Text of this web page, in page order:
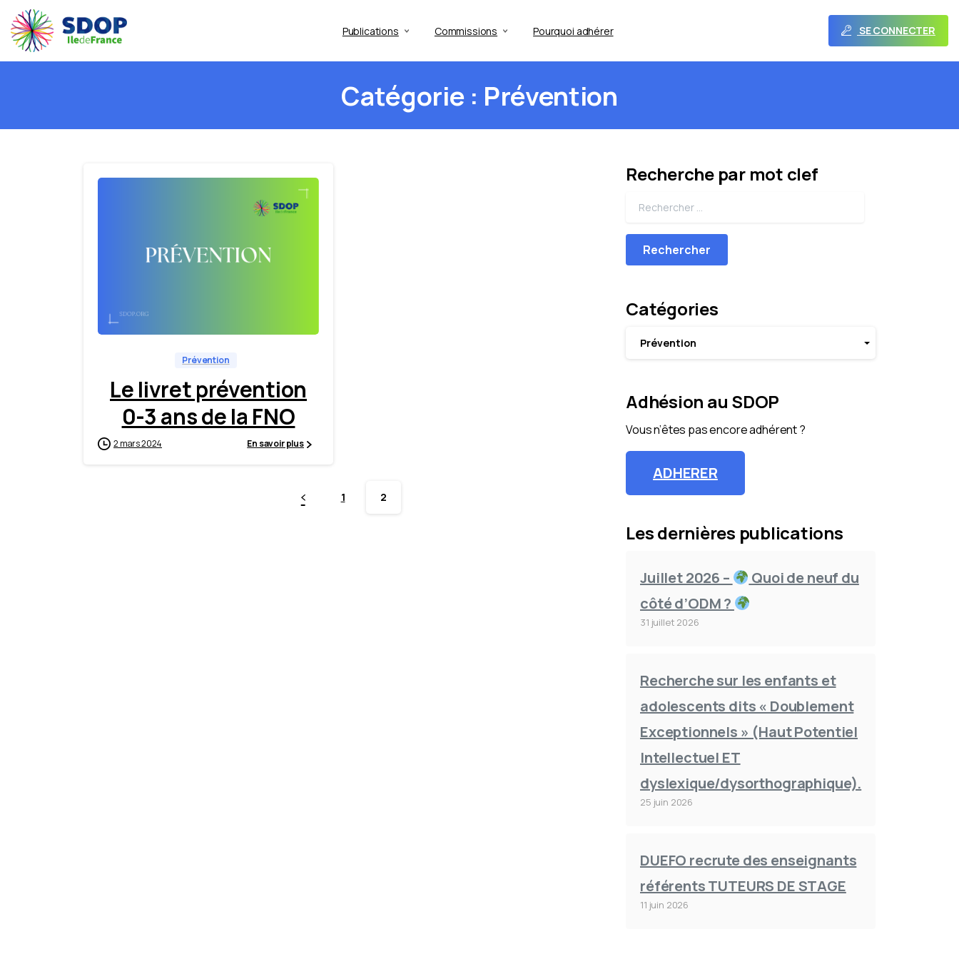
Publications Commissions Pourquoi adhérer SE CONNECTER
Catégorie : Prévention
Prévention
Le livret prévention
0-3 ans de la FNO
2 mars 2024 En savoir plus
1 2
Recherche par mot clef
Catégories
Catégories
Prévention
Adhésion au SDOP
Vous n’êtes pas encore adhérent ?
ADHERER
Les dernières publications
Juillet 2026 –
Quoi de neuf du
côté d’ODM ?
31 juillet 2026
Recherche sur les enfants et
adolescents dits « Doublement
Exceptionnels » (Haut Potentiel
Intellectuel ET
dyslexique/dysorthographique).
25 juin 2026
DUEFO recrute des enseignants
référents TUTEURS DE STAGE
11 juin 2026